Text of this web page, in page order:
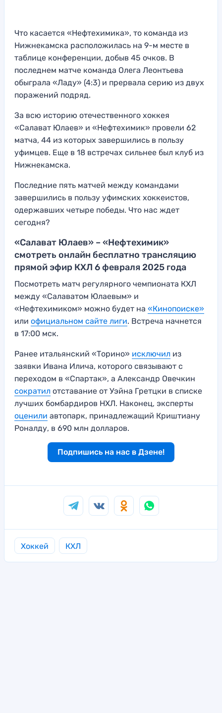
Что касается «Нефтехимика», то команда из
Нижнекамска расположилась на 9-м месте в
таблице конференции, добыв 45 очков. В
последнем матче команда Олега Леонтьева
обыграла «Ладу» (4:3) и прервала серию из двух
поражений подряд.
За всю историю отечественного хоккея
«Салават Юлаев» и «Нефтехимик» провели 62
матча, 44 из которых завершились в пользу
уфимцев. Еще в 18 встречах сильнее был клуб из
Нижнекамска.
Последние пять матчей между командами
завершились в пользу уфимских хоккеистов,
одержавших четыре победы. Что нас ждет
сегодня?
«Салават Юлаев» – «Нефтехимик»
смотреть онлайн бесплатно трансляцию
прямой эфир КХЛ 6 февраля 2025 года
Посмотреть матч регулярного чемпионата КХЛ
между «Салаватом Юлаевым» и
«Нефтехимиком» можно будет на «Кинопоиске»
или официальном сайте лиги. Встреча начнется
в 17:00 мск.
Ранее итальянский «Торино» исключил из
заявки Ивана Илича, которого связывают с
переходом в «Спартак», а Александр Овечкин
сократил отставание от Уэйна Гретцки в списке
лучших бомбардиров НХЛ. Наконец, эксперты
оценили автопарк, принадлежащий Криштиану
Роналду, в 690 млн долларов.
Подпишись на нас в Дзене!
Хоккей КХЛ